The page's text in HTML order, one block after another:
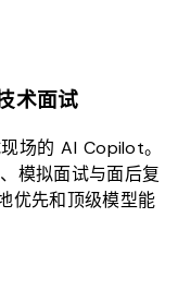
术面试
场的 AI Copilot。
模拟面试与面后复
优先和顶级模型能